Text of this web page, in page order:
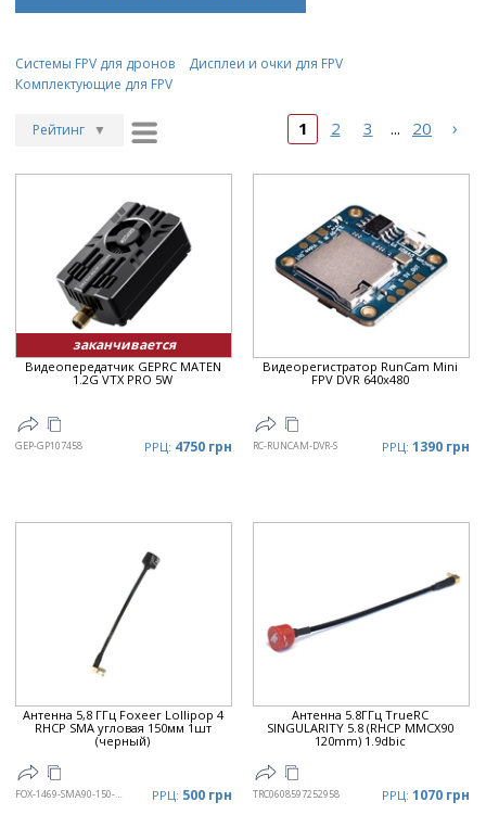
Системы FPV для дронов
Дисплеи и очки для FPV
Комплектующие для FPV
Рейтинг ▼
Цена ▲
Цена ▼
1 2 3 ... 20 ›
заканчивается
Видеопередатчик GEPRC MATEN
1.2G VTX PRO 5W
GEP-GP107458 РРЦ: 4750 грн
Видеорегистратор RunCam Mini
FPV DVR 640x480
RC-RUNCAM-DVR-S РРЦ: 1390 грн
Антенна 5,8 ГГц Foxeer Lollipop 4
RHCP SMA угловая 150мм 1шт
(черный)
FOX-1469-SMA90-150-BL РРЦ: 500 грн
Антенна 5.8ГГц TrueRC
SINGULARITY 5.8 (RHCP MMCX90
120mm) 1.9dbic
TRC0608597252958 РРЦ: 1070 грн